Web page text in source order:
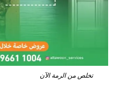
تخلص من الرمة الآن